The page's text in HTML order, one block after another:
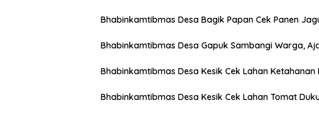
Bhabinkamtibmas Desa Bagik Papan Cek Panen
Bhabinkamtibmas Desa Gapuk Sambangi Warga,
Bhabinkamtibmas Desa Kesik Cek Lahan Ketahanan
Bhabinkamtibmas Desa Kesik Cek Lahan Tomat